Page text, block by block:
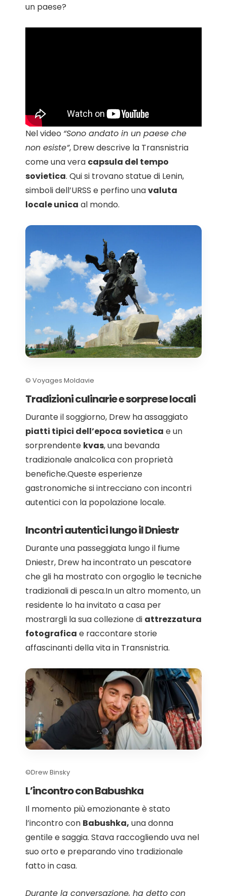
un paese?
Nel video “Sono andato in un paese che
non esiste”, Drew descrive la Transnistria
come una vera capsula del tempo
sovietica. Qui si trovano statue di Lenin,
simboli dell’URSS e perfino unavaluta
locale unica al mondo.
© Voyages Moldavie
Tradizioni culinarie e sorprese locali
Durante il soggiorno, Drew ha assaggiato
piatti tipici dell’epoca sovietica e un
sorprendente kvas, una bevanda
tradizionale analcolica con proprietà
benefiche.Queste esperienze
gastronomiche si intrecciano con incontri
autentici con la popolazione locale.
Incontri autentici lungo il Dniestr
Durante una passeggiata lungo il fiume
Dniestr, Drew ha incontrato un pescatore
che gli ha mostrato con orgoglio le tecniche
tradizionali di pesca.In un altro momento, un
residente lo ha invitato a casa per
mostrargli la sua collezione di attrezzatura
fotografica e raccontare storie
affascinanti della vita in Transnistria.
©Drew Binsky
L’incontro con Babushka
Il momento più emozionante è stato
l’incontro con Babushka, una donna
gentile e saggia. Stava raccogliendo uva nel
suo orto e preparando vino tradizionale
fatto in casa.
Durante la conversazione, ha detto con